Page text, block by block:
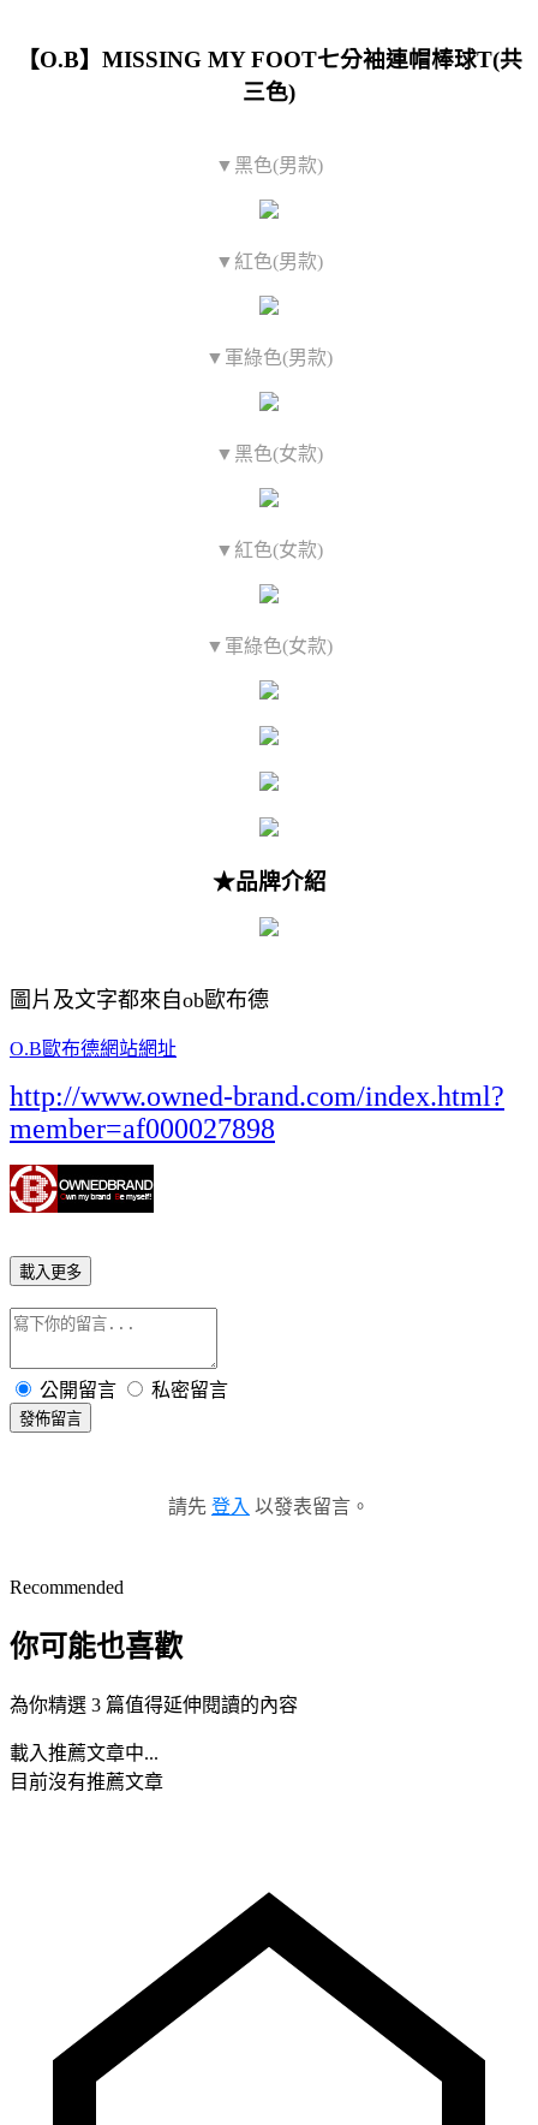
【O.B】MISSING MY FOOT七分袖連帽棒球T(共
三色)
▼黑色(男款)
▼紅色(男款)
▼軍綠色(男款)
▼黑色(女款)
▼紅色(女款)
▼軍綠色(女款)
★品牌介紹
圖片及文字都來自ob歐布德
O.B歐布德網站網址
http://www.owned-brand.com/index.html?
member=af000027898
載入更多
公開留言 私密留言
發佈留言
請先 登入 以發表留言。
Recommended
你可能也喜歡
為你精選 3 篇值得延伸閱讀的內容
載入推薦文章中...
目前沒有推薦文章